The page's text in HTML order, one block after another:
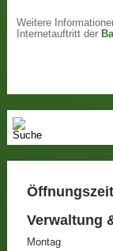
Weitere
Internetauftritt der
Verwaltung
Montag